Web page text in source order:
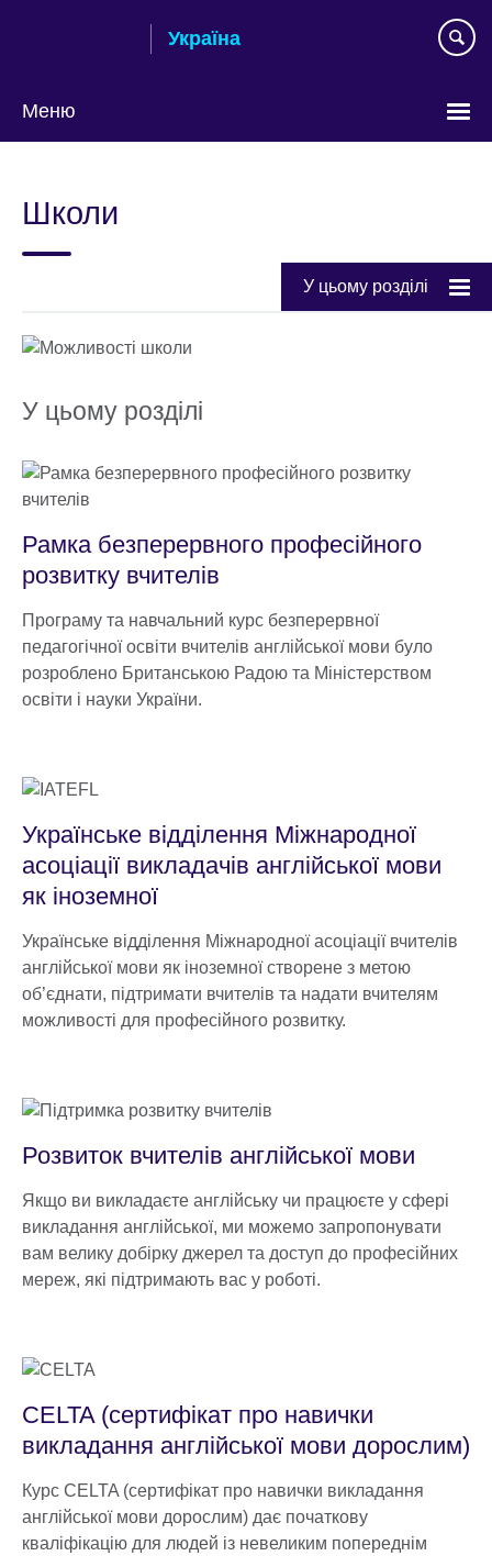
Україна
Меню
language
Школи
У цьому розділі
У цьому розділі
Рамка безперервного професійного
розвитку вчителів
Програму та навчальний курс безперервної
педагогічної освіти вчителів англійської мови було
розроблено Британською Радою та Міністерством
освіти і науки України.
Українське відділення Міжнародної
асоціації викладачів англійської мови
як іноземної
Українське відділення Міжнародної асоціації вчителів
англійської мови як іноземної створене з метою
об’єднати, підтримати вчителів та надати вчителям
можливості для професійного розвитку.
Розвиток вчителів англійської мови
Якщо ви викладаєте англійську чи працюєте у сфері
викладання англійської, ми можемо запропонувати
вам велику добірку джерел та доступ до професійних
мереж, які підтримають вас у роботі.
CELTA (cертифікат про навички
викладання англійської мови дорослим)
Курс CELTA (cертифікат про навички викладання
англійської мови дорослим) дає початкову
кваліфікацію для людей із невеликим попереднім